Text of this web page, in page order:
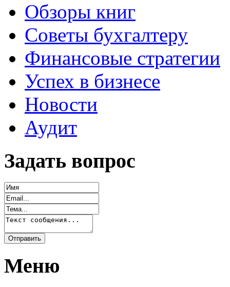
Обзоры книг
Советы бухгалтеру
Финансовые стратегии
Успех в бизнесе
Новости
Аудит
Задать вопрос
Меню